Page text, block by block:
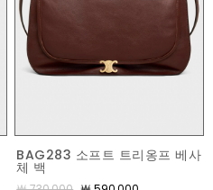
BAG283 소프트 트리옹프 베사
체 백